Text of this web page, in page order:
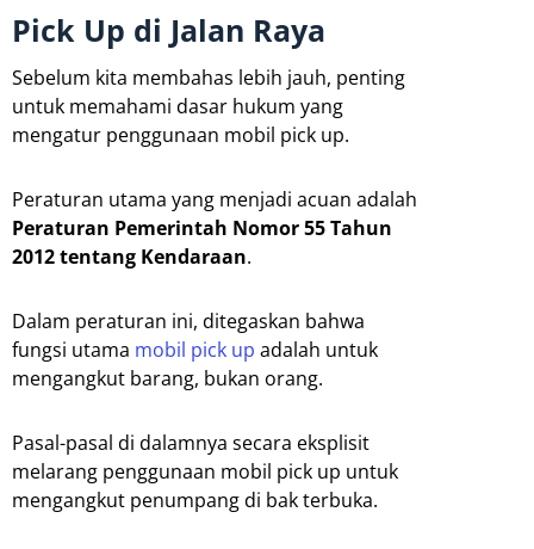
Pick Up di Jalan Raya
Sebelum kita membahas lebih jauh, penting
untuk memahami dasar hukum yang
mengatur penggunaan mobil pick up.
Peraturan utama yang menjadi acuan adalah
Peraturan Pemerintah Nomor 55 Tahun
2012tentang Kendaraan.
Dalam peraturan ini, ditegaskan bahwa
fungsi utama mobil pick up adalah untuk
mengangkut barang, bukan orang.
Pasal-pasal di dalamnya secara eksplisit
melarang penggunaan mobil pick up untuk
mengangkut penumpang di bak terbuka.